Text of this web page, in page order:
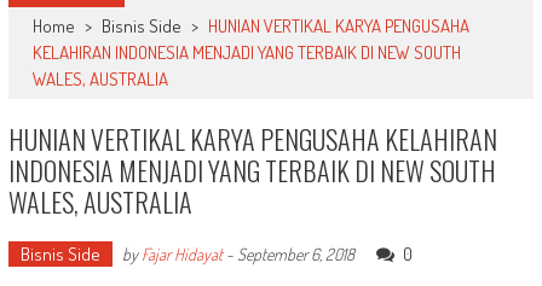
Home > Bisnis Side > HUNIAN VERTIKAL KARYA PENGUSAHA
KELAHIRAN INDONESIA MENJADI YANG TERBAIK DI NEW SOUTH
WALES, AUSTRALIA
HUNIAN VERTIKAL KARYA PENGUSAHA KELAHIRAN
INDONESIA MENJADI YANG TERBAIK DI NEW SOUTH
WALES, AUSTRALIA
Bisnis Side byFajar Hidayat- September 6, 2018 0